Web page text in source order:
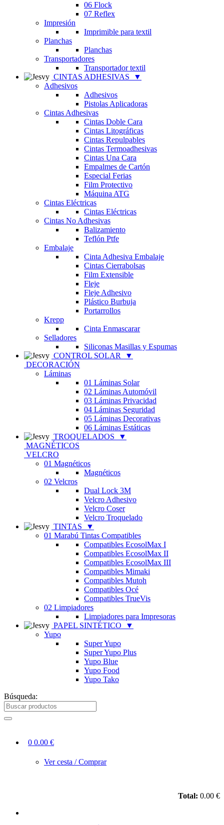
06 Flock
07 Reflex
Impresión
Imprimible para textil
Planchas
Planchas
Transportadores
Transportador textil
CINTAS ADHESIVAS
▼
Adhesivos
Adhesivos
Pistolas Aplicadoras
Cintas Adhesivas
Cintas Doble Cara
Cintas Litográficas
Cintas Repulpables
Cintas Termoadhesivas
Cintas Una Cara
Empalmes de Cartón
Especial Ferias
Film Protectivo
Máquina ATG
Cintas Eléctricas
Cintas Eléctricas
Cintas No Adhesivas
Balizamiento
Teflón Ptfe
Embalaje
Cinta Adhesiva Embalaje
Cintas Cierrabolsas
Film Extensible
Fleje
Fleje Adhesivo
Plástico Burbuja
Portarrollos
Krepp
Cinta Enmascarar
Selladores
Siliconas Masillas y Espumas
CONTROL SOLAR
▼
DECORACIÓN
Láminas
01 Láminas Solar
02 Láminas Automóvil
03 Láminas Privacidad
04 Láminas Seguridad
05 Láminas Decorativas
06 Láminas Estáticas
TROQUELADOS
▼
MAGNÉTICOS
VELCRO
01 Magnéticos
Magnéticos
02 Velcros
Dual Lock 3M
Velcro Adhesivo
Velcro Coser
Velcro Troquelado
TINTAS
▼
01 Marabú Tintas Compatibles
Compatibles EcosolMax I
Compatibles EcosolMax II
Compatibles EcosolMax III
Compatibles Mimaki
Compatibles Mutoh
Compatibles Océ
Compatibles TrueVis
02 Limpiadores
Limpiadores para Impresoras
PAPEL SINTÉTICO
▼
Yupo
Super Yupo
Super Yupo Plus
Yupo Blue
Yupo Food
Yupo Tako
Búsqueda:
0 0.00 €
Ver cesta / Comprar
Total: 0.00 €